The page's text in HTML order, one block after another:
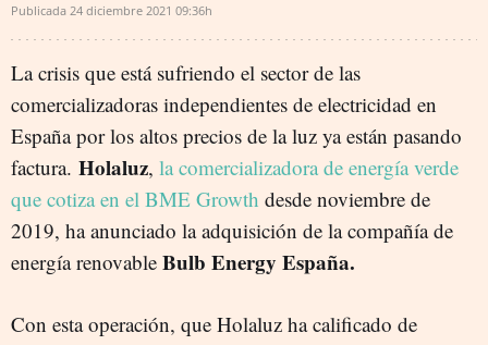
Publicada 24 diciembre 2021 09:36h
La crisis que está sufriendo el sector de las
comercializadoras independientes de electricidad en
España por los altos precios de la luz ya están pasando
factura. Holaluz, la comercializadora de energía verde
que cotiza en el BME Growth desde noviembre de
2019, ha anunciado la adquisición de la compañía de
energía renovable Bulb Energy España.
Con esta operación, que Holaluz ha calificado de